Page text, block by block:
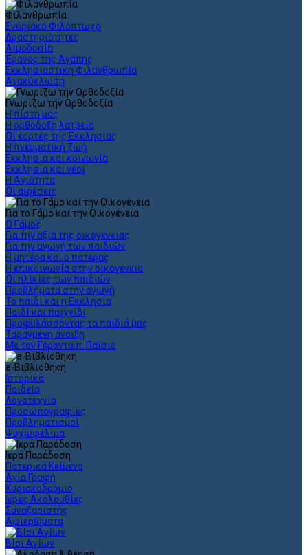
Φιλανθρωπία
Ενοριακό Φιλόπτωχο
Δραστηριότητες
Αιμοδοσία
Έρανος της Αγάπης
Εκκλησιαστική Φιλανθρωπία
Ανακύκλωση
Γνωρίζω την Ορθοδοξία
Η πίστη μας
Η ορθόδοξη λατρεία
Οι εορτές της Εκκλησίας
Η πνευματική ζωή
Εκκλησία και κοινωνία
Εκκλησία και νέοι
Η Αγιότητα
Οι αιρέσεις
Για το Γάμο και την Οικογένεια
Ο Γάμος
Για την αξία της οικογένειας
Για την αγωγή των παιδιών
Η μητέρα και ο πατέρας
Η επικοινωνία στην οικογένεια
Οι ηλικίες των παιδιών
Προβλήματα στην αγωγή
Το παιδί και η Εκκλησία
Παιδί και παιχνίδι
Προφυλάσσοντας τα παιδιά μας
Ταραγμένη άνοιξη
Με τον Γέροντα π. Παϊσιο
e-Βιβλιοθηκη
Ιστορικά
Παιδεία
Λογοτεχνία
Προσωπογραφίες
Προβληματισμοί
Ψυχωφέλιμα
Ιερά Παράδοση
Πατερικά Κείμενα
Αγία Γραφή
Κυριακοδρόμιο
Ιερές Ακολουθίες
Συναξαριστής
Αφιερώματα
Βίοι Αγίων